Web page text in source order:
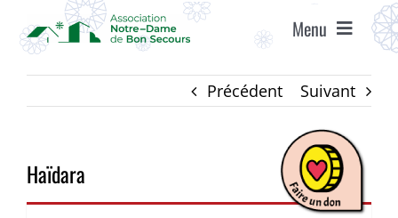
contenu
Menu
ACCUEIL
ÉTABLISSEMENTS
Précédent Suivant
Haïdara